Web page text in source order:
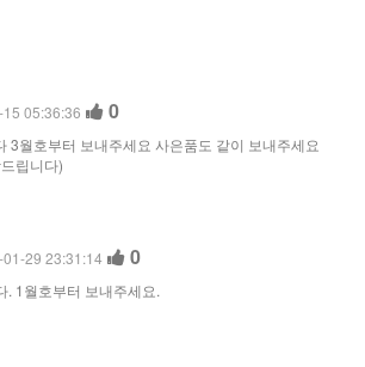
05:36:36 0
3월호부터 보내주세요 사은품도 같이 보내주세요
립니다)
29 23:31:14 0
. 1월호부터 보내주세요.